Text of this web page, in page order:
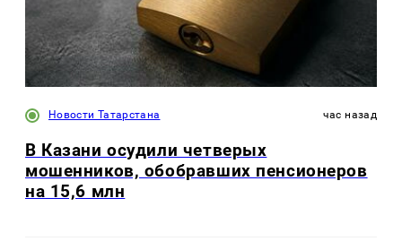
Новости Татарстана час назад
В Казани осудили четверых
мошенников, обобравших пенсионеров
на 15,6 млн